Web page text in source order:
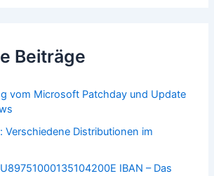
Beiträge
vom Microsoft Patchday und Update
Verschiedene Distributionen im
IBAN – Das